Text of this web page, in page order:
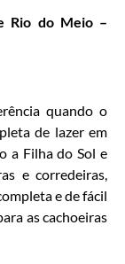
Rio do Meio –
quando o
de lazer em
a Filha do Sol e
e corredeiras,
e de fácil
as cachoeiras